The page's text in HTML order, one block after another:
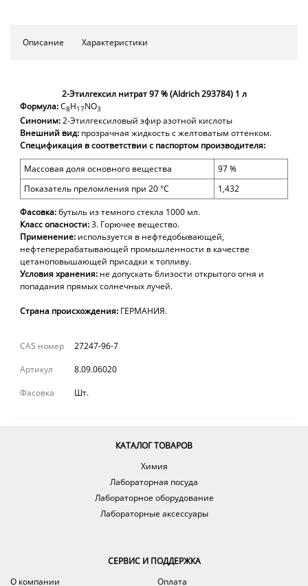
Описание Характеристики
2-Этилгексил нитрат 97 % (Aldrich 293784) 1 л
Формула:C8H17NO3
Синоним:2-Этилгексиловый эфир азотной кислоты
Внешний вид: прозрачная жидкость с желтоватым оттенком.
Спецификация в соответствии с паспортом производителя:
Массовая доля основного вещества
97 %
Показатель преломления при 20 °С
1,432
Фасовка:бутыль из темного стекла 1000 мл.
Класс опасности:3. Горючее вещество.
Применение: используется в нефтедобывающей,
нефтеперерабатывающей промышленности в качестве
цетаноповышающей присадки к топливу.
Условия хранения: не допускать близости открытого огня и
попадания прямых солнечных лучей.
Страна происхождения: ГЕРМАНИЯ.
CAS номер
27247-96-7
Артикул
8.09.06020
Фасовка
Шт.
КАТАЛОГ ТОВАРОВ
Химия
Лабораторная посуда
Лабораторное оборудование
Лабораторные аксессуары
СЕРВИС И ПОДДЕРЖКА
О компании
Оплата